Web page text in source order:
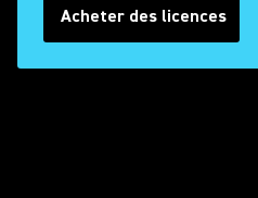
Acheter des licences